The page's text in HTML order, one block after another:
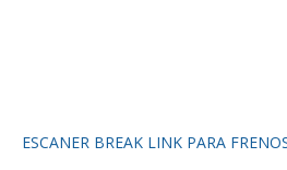
ESCANER BREAK LINK PARA